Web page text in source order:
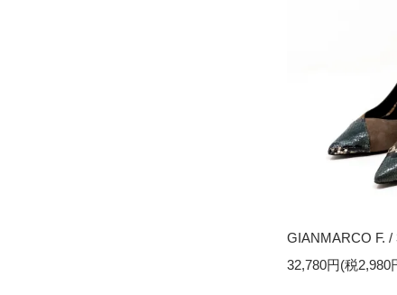
GIANMARCO F. /
32,780円(税2,980